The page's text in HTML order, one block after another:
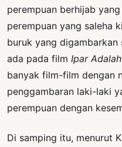
perempuan berhijab
perempuan yang saleha
buruk yang
ada pada film Ipar
banyak film-film dengan
penggambaran laki-laki
perempuan dengan
Di samping itu, menurut